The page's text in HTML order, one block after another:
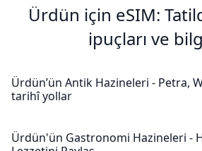
Ürdün için eSIM:
ipuçları ve
Ürdün’ün Antik Hazineleri - Petra,
tarihî yollar
ziyaretçileri büyülüyor ve Ürdün
Ürdün'ün Gastronomi Hazineleri -